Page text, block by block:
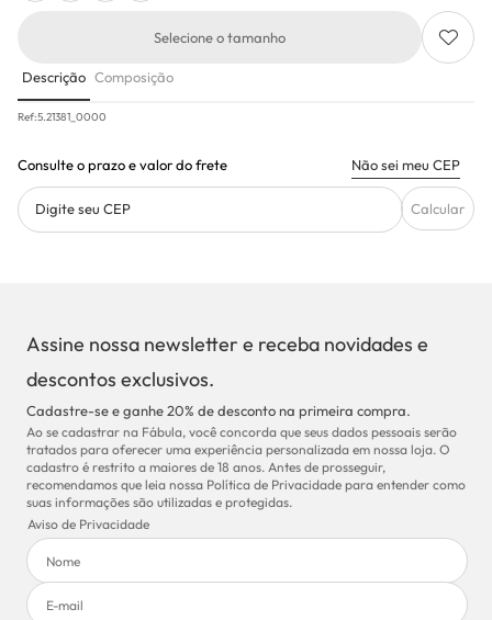
Selecione o tamanho
Descrição Composição
Ref:5.21381_0000
Consulte o prazo e valor do frete Não sei meu CEP
Digite seu CEP Calcular
Assine nossa newsletter e receba novidades e
descontos exclusivos.
Cadastre-se e ganhe 20% de desconto na primeira compra.
Ao se cadastrar na Fábula, você concorda que seus dados pessoais serão
tratados para oferecer uma experiência personalizada em nossa loja. O
cadastro é restrito a maiores de 18 anos. Antes de prosseguir,
recomendamos que leia nossa Política de Privacidade para entender como
suas informações são utilizadas e protegidas.
Aviso de Privacidade